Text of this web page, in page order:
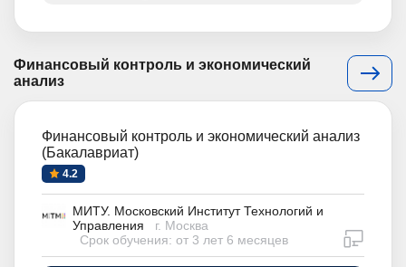
Финансовый контроль и экономический
анализ
Финансовый контроль и экономический анализ
(Бакалавриат)
4.2
МИТУ. Московский Институт Технологий и
Управления
г. Москва
Срок обучения: от 3 лет 6 месяцев